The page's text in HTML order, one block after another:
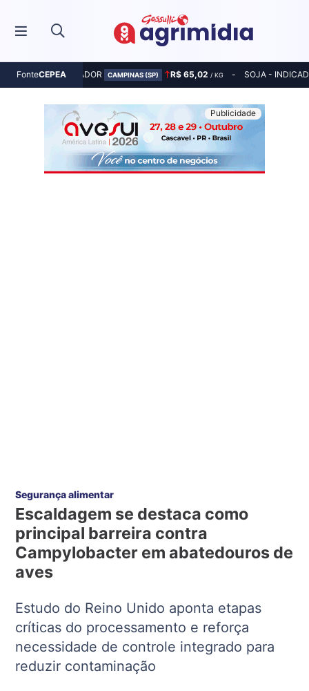
FonteCEPEA
MILHO - INDICADOR CAMPINAS (SP) R$ 65,02 / KG SOJA -
Segurança alimentar
Escaldagem se destaca como
principal barreira contra
Campylobacter em abatedouros de
aves
Estudo do Reino Unido aponta etapas
críticas do processamento e reforça
necessidade de controle integrado para
reduzir contaminação